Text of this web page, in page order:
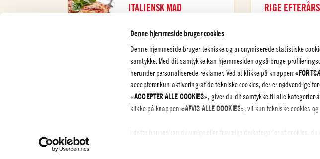
Denne hjemmeside bruger cookies
Denne hjemmeside bruger tekniske og anonymiserede statistiske
samtykke. Med dit samtykke kan hjemmesiden også bruge
herunder personaliserede reklamer. Ved at klikke på knappen
accepterer kun aktivering af de tekniske cookies, der er nødvendige
«ACCEPTER ALLE COOKIES», giver du dit samtykke til alle kategorier
klikke på knappen «AFVIS ALLE COOKIES», vil kun tekniske cookies
I dette banner kan du vælge eller fravælge de kategorier af cookies,
ITALIENSK MAD RIGE
SELSKAB
Certificeringer
JURIDISK OG
FORTROLIGHED
Cookie Policy – Cookie